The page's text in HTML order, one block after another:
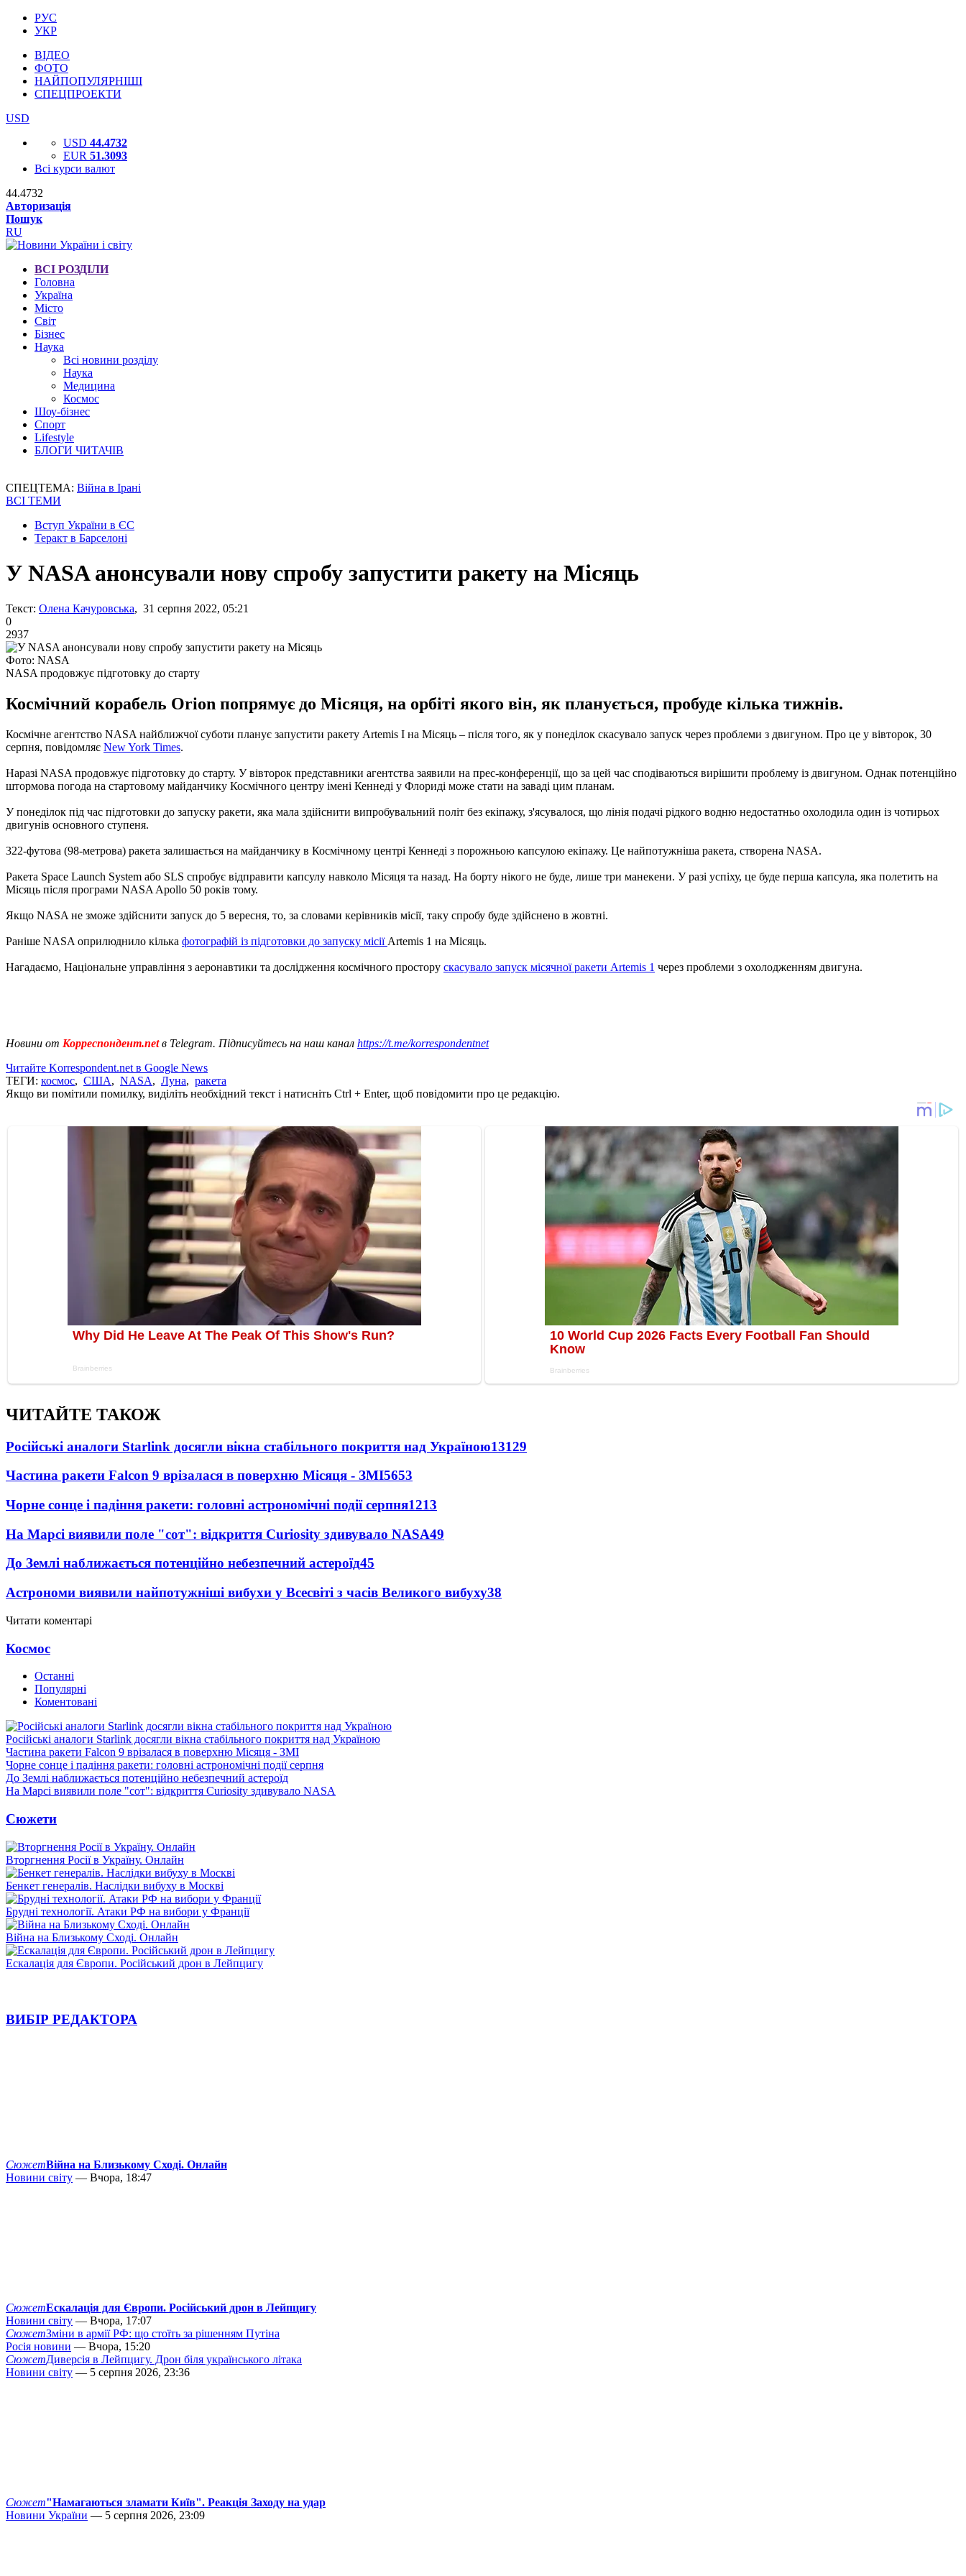
РУС
УКР
ВІДЕО
ФОТО
НАЙПОПУЛЯРНІШІ
СПЕЦПРОЕКТИ
USD
USD 44.4732
EUR 51.3093
Всі курси валют
44.4732
Авторизація
Пошук
RU
ВСІ РОЗДІЛИ
Головна
Україна
Місто
Світ
Бізнес
Наука
Всі новини розділу
Наука
Медицина
Космос
Шоу-бізнес
Спорт
Lifestyle
БЛОГИ ЧИТАЧІВ
СПЕЦТЕМА: Війна в Ірані
ВСІ ТЕМИ
Вступ України в ЄС
Теракт в Барселоні
У NASA анонсували нову спробу запустити ракету на Місяць
Текст: Олена Качуровська, 31 серпня 2022, 05:21
0
2937
Фото: NASA
NASA продовжує підготовку до старту
Космічний корабель Orion попрямує до Місяця, на орбіті якого він, як планується, пробуде кілька тижнів.
Космічне агентство NASA найближчої суботи планує запустити ракету Artemis I на Місяць – після того, як у понеділок скасувало запуск через проблеми з двигуном. Про це у вівторок, 30
серпня, повідомляє New York Times.
Наразі NASA продовжує підготовку до старту. У вівторок представники агентства заявили на прес-конференції, що за цей час сподіваються вирішити проблему із двигуном. Однак потенційно
штормова погода на стартовому майданчику Космічного центру імені Кеннеді у Флориді може стати на заваді цим планам.
У понеділок під час підготовки до запуску ракети, яка мала здійснити випробувальний політ без екіпажу, з'ясувалося, що лінія подачі рідкого водню недостатньо охолодила один із чотирьох
двигунів основного ступеня.
322-футова (98-метрова) ракета залишається на майданчику в Космічному центрі Кеннеді з порожньою капсулою екіпажу. Це найпотужніша ракета, створена NASA.
Ракета Space Launch System або SLS спробує відправити капсулу навколо Місяця та назад. На борту нікого не буде, лише три манекени. У разі успіху, це буде перша капсула, яка полетить на
Місяць після програми NASA Apollo 50 років тому.
Якщо NASA не зможе здійснити запуск до 5 вересня, то, за словами керівників місії, таку спробу буде здійснено в жовтні.
Раніше NASA оприлюднило кілька фотографій із підготовки до запуску місії Artemis 1 на Місяць.
Нагадаємо, Національне управління з аеронавтики та дослідження космічного простору скасувало запуск місячної ракети Artemis 1 через проблеми з охолодженням двигуна.
Новини от Корреспондент.netв Telegram. Підписуйтесь на наш канал https://t.me/korrespondentnet
Читайте Korrespondent.net в Google News
ТЕГИ: космос, США, NASA, Луна, ракета
Якщо ви помітили помилку, виділіть необхідний текст і натисніть Ctrl + Enter, щоб повідомити про це редакцію.
ЧИТАЙТЕ ТАКОЖ
Російські аналоги Starlink досягли вікна стабільного покриття над Україною13129
Частина ракети Falcon 9 врізалася в поверхню Місяця - ЗМІ5653
Чорне сонце і падіння ракети: головні астрономічні події серпня1213
На Марсі виявили поле "сот": відкриття Curiosity здивувало NASA49
До Землі наближається потенційно небезпечний астероїд45
Астрономи виявили найпотужніші вибухи у Всесвіті з часів Великого вибуху38
Читати коментарі
Космос
Останні
Популярні
Коментовані
Російські аналоги Starlink досягли вікна стабільного покриття над Україною
Частина ракети Falcon 9 врізалася в поверхню Місяця - ЗМІ
Чорне сонце і падіння ракети: головні астрономічні події серпня
До Землі наближається потенційно небезпечний астероїд
На Марсі виявили поле "сот": відкриття Curiosity здивувало NASA
Сюжети
Вторгнення Росії в Україну. Онлайн
Бенкет генералів. Наслідки вибуху в Москві
Брудні технології. Атаки РФ на вибори у Франції
Війна на Близькому Сході. Онлайн
Ескалація для Європи. Російський дрон в Лейпцигу
ВИБІР РЕДАКТОРА
СюжетВійна на Близькому Сході. Онлайн
Новини світу — Вчора, 18:47
СюжетЕскалація для Європи. Російський дрон в Лейпцигу
Новини світу — Вчора, 17:07
СюжетЗміни в армії РФ: що стоїть за рішенням Путіна
Росія новини — Вчора, 15:20
СюжетДиверсія в Лейпцигу. Дрон біля українського літака
Новини світу — 5 серпня 2026, 23:36
Сюжет"Намагаються зламати Київ". Реакція Заходу на удар
Новини України — 5 серпня 2026, 23:09